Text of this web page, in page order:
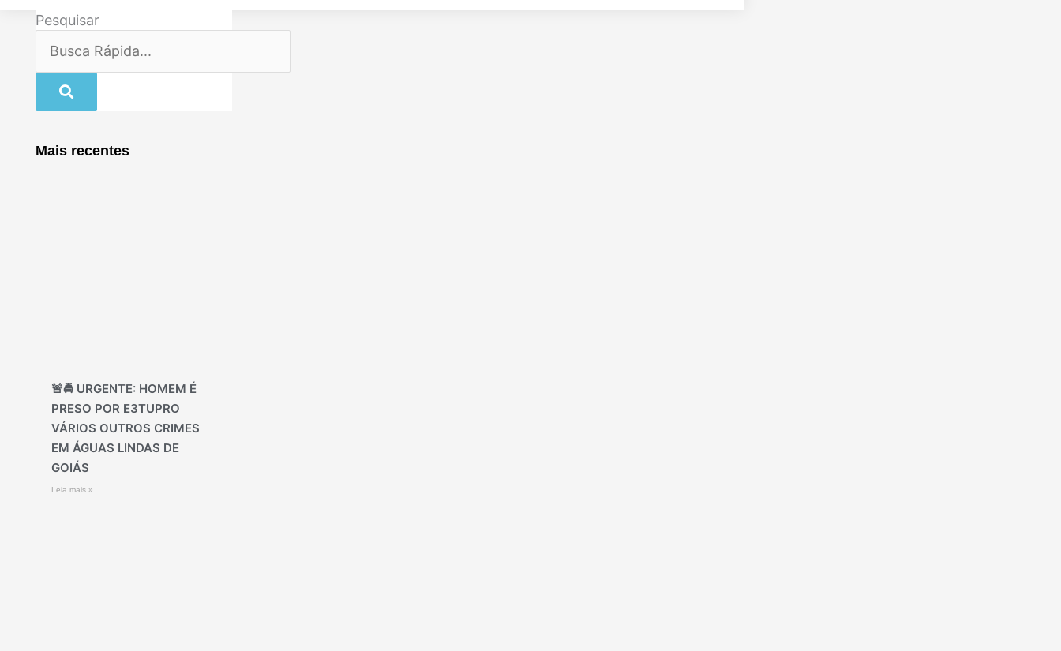
Pesquisar
Mais recentes
🚨🚔 URGENTE: HOMEM É
PRESO POR E3TUPRO
VÁRIOS OUTROS CRIMES
EM ÁGUAS LINDAS DE
GOIÁS
Leia mais »